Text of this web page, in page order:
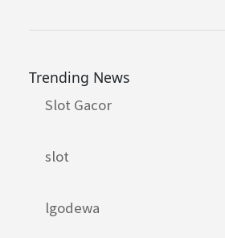
Trending News
Slot Gacor
slot
lgodewa